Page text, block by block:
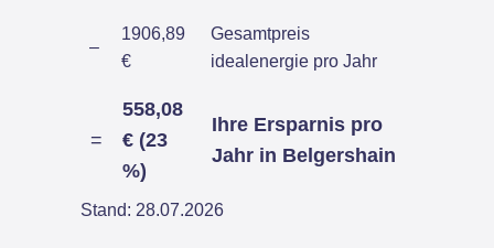
–
1906,89
€
Gesamtpreis
idealenergie pro Jahr
=
558,08
€ (23
%)
Ihre Ersparnis pro
Jahr in Belgershain
Stand: 28.07.2026